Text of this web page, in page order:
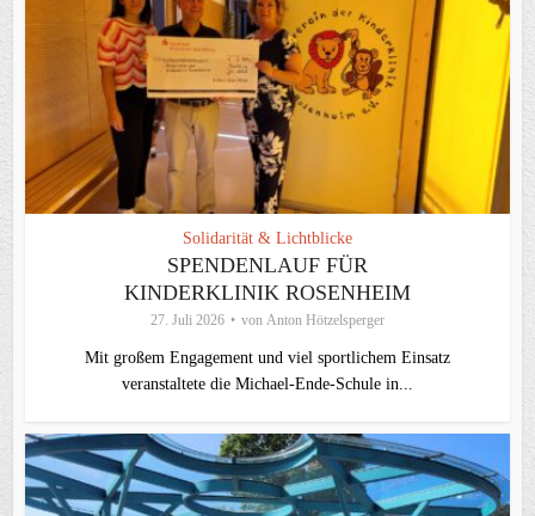
Solidarität & Lichtblicke
SPENDENLAUF FÜR
KINDERKLINIK ROSENHEIM
27. Juli 2026 von Anton Hötzelsperger
Mit großem Engagement und viel sportlichem Einsatz
veranstaltete die Michael-Ende-Schule in...